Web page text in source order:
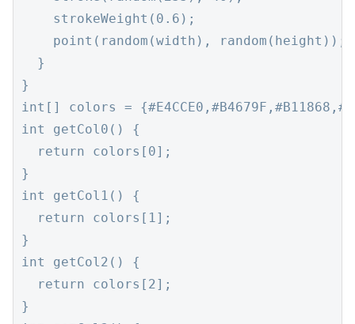
    strokeWeight(0.6);
    point(random(width), random(height));
  }
}
int[] colors =
int getCol0() {
  return colors[0];
}
int getCol1() {
  return colors[1];
}
int getCol2() {
  return colors[2];
}